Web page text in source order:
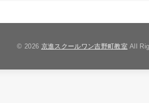
© 2026 京進スクールワン吉野町教室 All